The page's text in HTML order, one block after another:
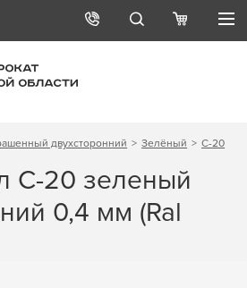
двухсторонний Зелёный С-20
С-20 зеленый
0,4 мм (Ral